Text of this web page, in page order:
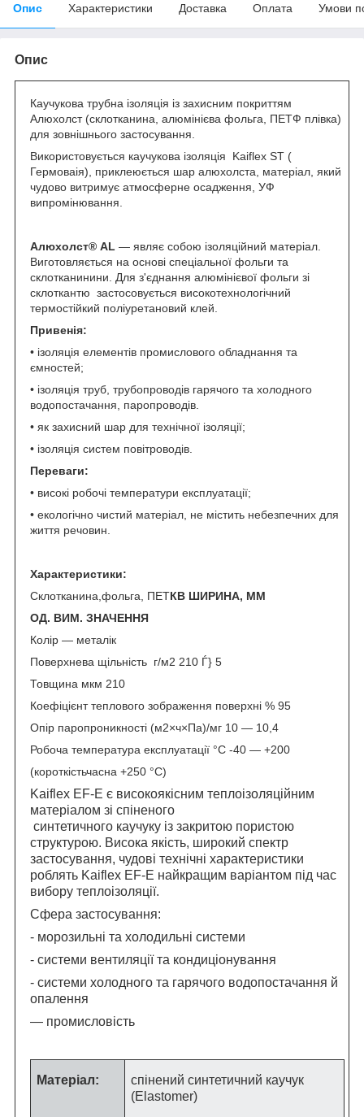
Опис Характеристики Доставка Оплата Умови
Опис
Каучукова трубна ізоляція із захисним покриттям
Алюхолст (склотканина, алюмінієва фольга, ПЕТФ плівка)
для зовнішнього застосування.
Використовується каучукова ізоляція Kaiflex ST (
Гермоваія), приклеюється шар алюхолста, матеріал, який
чудово витримує атмосферне осадження, УФ
випромінювання.
Алюхолст® AL — являє собою ізоляційний матеріал.
Виготовляється на основі спеціальної фольги та
склотканинини. Для з'єднання алюмінієвої фольги зі
склоткантю застосовується високотехнологічний
термостійкий поліуретановий клей.
Привенія:
• ізоляція елементів промислового обладнання та
ємностей;
• ізоляція труб, трубопроводів гарячого та холодного
водопостачання, паропроводів.
• як захисний шар для технічної ізоляції;
• ізоляція систем повітроводів.
Переваги:
• високі робочі температури експлуатації;
• екологічно чистий матеріал, не містить небезпечних для
життя речовин.
Характеристики:
Склотканина,фольга, ПЕТКВ ШИРИНА, ММ
ОД. ВИМ. ЗНАЧЕННЯ
Колір — металік
Поверхнева щільність г/м2 210 Ѓ} 5
Товщина мкм 210
Коефіцієнт теплового зображення поверхні % 95
Опір паропроникності (м2×ч×Па)/мг 10 — 10,4
Робоча температура експлуатації °C -40 — +200
(короткістьчасна +250 °C)
Kaiflex EF-E є високоякісним теплоізоляційним
матеріалом зі спіненого
синтетичного каучуку із закритою пористою
структурою. Висока якість, широкий спектр
застосування, чудові технічні характеристики
роблять Kaiflex EF-E найкращим варіантом під час
вибору теплоізоляції.
Сфера застосування:
- морозильні та холодильні системи
- системи вентиляції та кондиціонування
- системи холодного та гарячого водопостачання й
опалення
— промисловість
Матеріал:
спінений синтетичний каучук
(Elastomer)